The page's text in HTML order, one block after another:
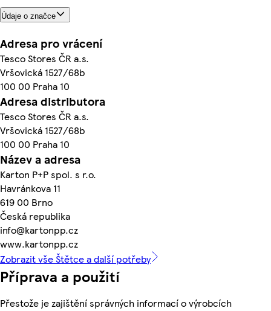
Údaje o značce
Adresa pro vrácení
Tesco Stores ČR a.s.
Vršovická 1527/68b
100 00 Praha 10
Adresa distributora
Tesco Stores ČR a.s.
Vršovická 1527/68b
100 00 Praha 10
Název a adresa
Karton P+P spol. s r.o.
Havránkova 11
619 00 Brno
Česká republika
info@kartonpp.cz
www.kartonpp.cz
Zobrazit vše Štětce a další potřeby
Příprava a použití
Přestože je zajištění správných informací o výrobcích